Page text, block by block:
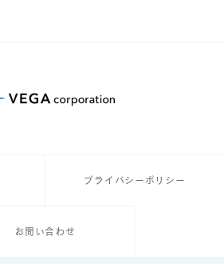
プライバシーポリシー
お問い合わせ